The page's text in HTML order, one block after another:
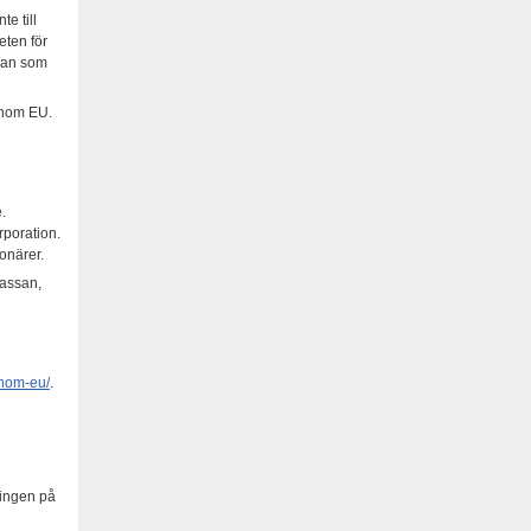
till
för
som
EU.
eu/.
på